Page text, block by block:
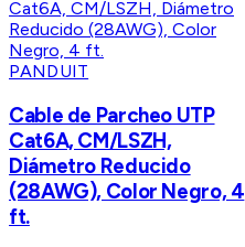
PANDUIT
Cable de Parcheo UTP
Cat6A, CM/LSZH,
Diámetro Reducido
(28AWG), Color Negro, 4
ft.